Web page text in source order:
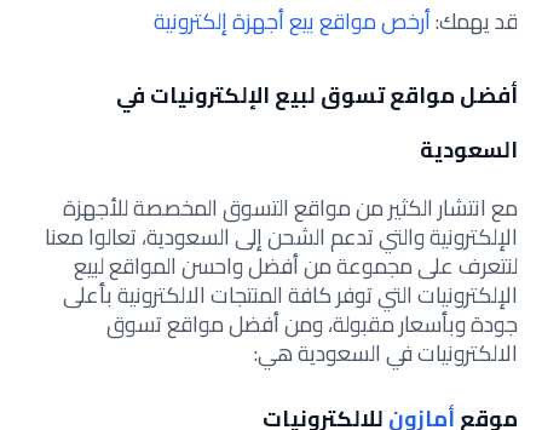
قد يهمك:أرخص مواقع بيع أجهزة إلكترونية
أفضل مواقع تسوق لبيع الإلكترونيات في
السعودية
مع انتشار الكثير من مواقع التسوق المخصصة للأجهزة
الإلكترونية والتي تدعم الشحن إلى السعودية، تعالوا معنا
لنتعرف على مجموعة من أفضل واحسن المواقع لبيع
الإلكترونيات التي توفر كافة المنتجات الالكترونية بأعلى
جودة وبأسعار مقبولة، ومن أفضل مواقع تسوق
الالكترونيات في السعودية هي:
موقعأمازونللالكترونيات